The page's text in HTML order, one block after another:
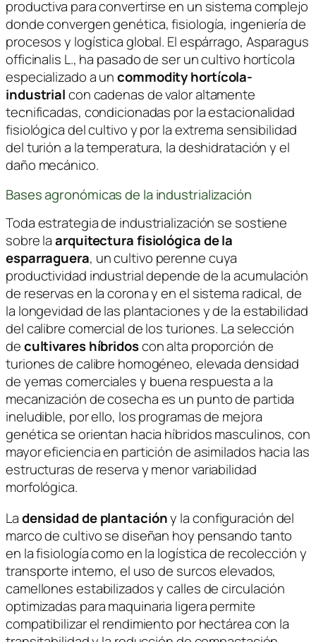
productiva para convertirse en un sistema complejo
donde convergen genética, fisiología, ingeniería de
procesos y logística global. El espárrago, Asparagus
officinalis L., ha pasado de ser un cultivo hortícola
especializado a uncommodity hortícola-
industrialcon cadenas de valor altamente
tecnificadas, condicionadas por la estacionalidad
fisiológica del cultivo y por la extrema sensibilidad
del turión a la temperatura, la deshidratación y el
daño mecánico.
Bases agronómicas de la industrialización
Toda estrategia de industrialización se sostiene
sobre laarquitectura fisiológica de la
esparraguera, un cultivo perenne cuya
productividad industrial depende de la acumulación
de reservas en la corona y en el sistema radical, de
la longevidad de las plantaciones y de la estabilidad
del calibre comercial de los turiones. La selección
decultivares híbridoscon alta proporción de
turiones de calibre homogéneo, elevada densidad
de yemas comerciales y buena respuesta a la
mecanización de cosecha es un punto de partida
ineludible, por ello, los programas de mejora
genética se orientan hacia híbridos masculinos, con
mayor eficiencia en partición de asimilados hacia las
estructuras de reserva y menor variabilidad
morfológica.
Ladensidad de plantacióny la configuración del
marco de cultivo se diseñan hoy pensando tanto
en la fisiología como en la logística de recolección y
transporte interno, el uso de surcos elevados,
camellones estabilizados y calles de circulación
optimizadas para maquinaria ligera permite
compatibilizar el rendimiento por hectárea con la